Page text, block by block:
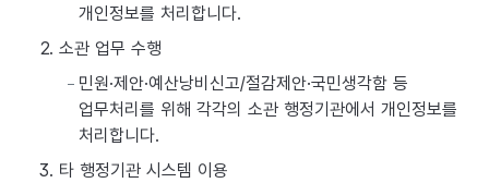
개인정보를 처리합니다.
2. 소관 업무 수행
민원·제안·예산낭비신고/절감제안·국민생각함 등
업무처리를 위해 각각의 소관 행정기관에서 개인정보를
처리합니다.
3. 타 행정기관 시스템 이용